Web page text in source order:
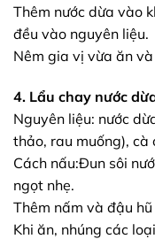
Thêm nước dừa vào
đều vào nguyên liệu.
Nêm gia vị vừa ăn
4. Lẩu chay nước
Nguyên liệu: nước
thảo, rau muống), cà
Cách nấu:Đun sôi
ngọt nhẹ.
Thêm nấm và đậu
Khi ăn, nhúng các